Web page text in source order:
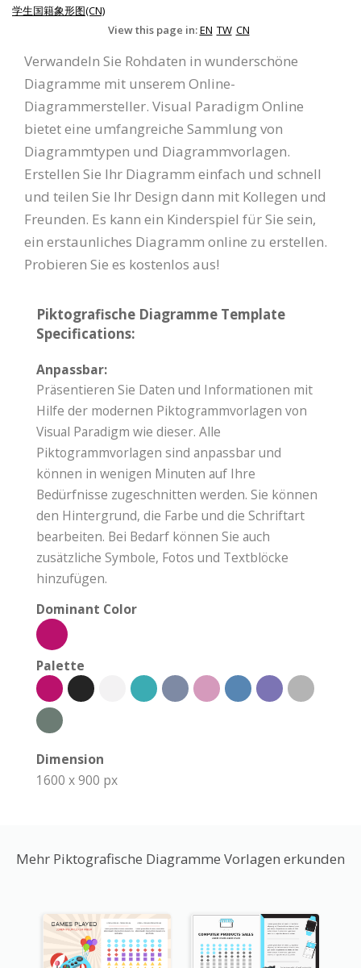
学生国籍象形图(CN)
View this page in:EN TW CN
Verwandeln Sie Rohdaten in wunderschöne
Diagramme mit unserem Online-
Diagrammersteller. Visual Paradigm Online
bietet eine umfangreiche Sammlung von
Diagrammtypen und Diagrammvorlagen.
Erstellen Sie Ihr Diagramm einfach und schnell
und teilen Sie Ihr Design dann mit Kollegen und
Freunden. Es kann ein Kinderspiel für Sie sein,
ein erstaunliches Diagramm online zu erstellen.
Probieren Sie es kostenlos aus!
Piktografische Diagramme Template
Specifications:
Anpassbar:
Präsentieren Sie Daten und Informationen mit
Hilfe der modernen Piktogrammvorlagen von
Visual Paradigm wie dieser. Alle
Piktogrammvorlagen sind anpassbar und
können in wenigen Minuten auf Ihre
Bedürfnisse zugeschnitten werden. Sie können
den Hintergrund, die Farbe und die Schriftart
bearbeiten. Bei Bedarf können Sie auch
zusätzliche Symbole, Fotos und Textblöcke
hinzufügen.
Dominant Color
Palette
Dimension
1600 x 900 px
Mehr Piktografische Diagramme Vorlagen erkunden